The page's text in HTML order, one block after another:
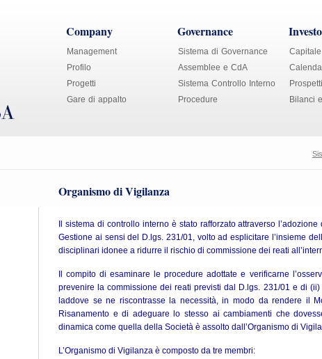
Company
Management
Profilo
Progetti
Gare di appalto
Governance
Sistema di Governance
Assemblee e CdA
Sistema Controllo Interno
Procedure
Bilanci
Organismo di Vigilanza
Il sistema di controllo interno è stato rafforzato attraverso
Gestione ai sensi del D.lgs. 231/01, volto ad esplicitare l’insieme
disciplinari idonee a ridurre il rischio di commissione dei reati
Il compito di esaminare le procedure adottate e verificarne
prevenire la commissione dei reati previsti dal D.lgs. 231/01 e di
laddove se ne riscontrasse la necessità, in modo da rendere il
Risanamento e di adeguare lo stesso ai cambiamenti che
dinamica come quella della Società è assolto dall’Organismo di
L’Organismo di Vigilanza è composto da tre membri: